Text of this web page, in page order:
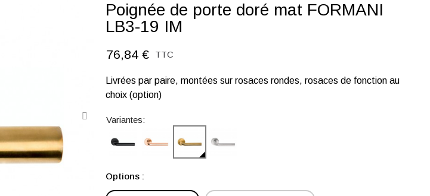
Poignée de porte doré mat FORMANI
LB3-19 IM
76,84 € TTC
Livrées par paire, montées sur rosaces rondes, rosaces de fonction au
choix (option)
Variantes:
Options :